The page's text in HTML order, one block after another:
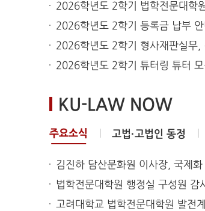
2026학년도 2학기 법학전문대학
2026학년도 2학기 등록금 납부
2026학년도 2학기 형사재판실무,
2026학년도 2학기 튜터링 튜터
KU-LAW NOW
주요소식
김진하 담산문화원 이사장, 국제
법학전문대학원 행정실 구성원 감
고려대학교 법학전문대학원 발전
고법·고법인 동정